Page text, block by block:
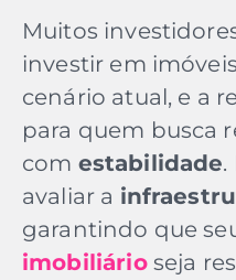
Muitos
investir em
cenário atual, e a
para quem busca
com estabilidade.
avaliar a
garantindo que
imobiliárioseja